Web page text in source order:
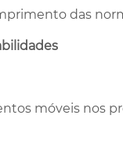
das
móveis nos